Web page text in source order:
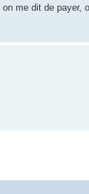
me dit de payer,